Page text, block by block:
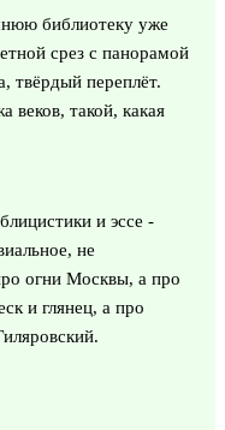
библиотеку уже
срез с панорамой
твёрдый переплёт.
веков, такой, какая
и эссе -
не
огни Москвы, а про
и глянец, а про